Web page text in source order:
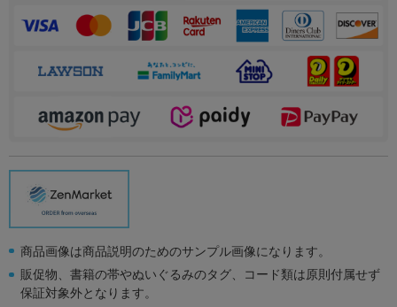
商品画像は商品説明のためのサンプル画像になります。
販促物、書籍の帯やぬいぐるみのタグ、コード類は原則付属せず
保証対象外となります。